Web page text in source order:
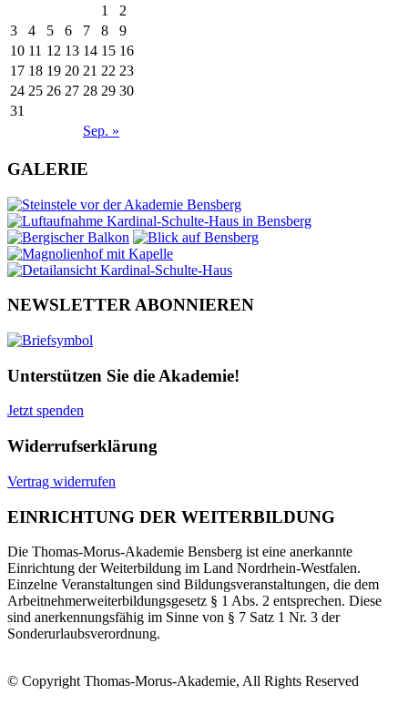
Sep. »
1
2
3
4 5 6 7 8
9
10 11 12 13 14 15 16
17 18 19 20 21 22 23
24 25 26 27 28 29 30
31
GALERIE
NEWSLETTER ABONNIEREN
Unterstützen Sie die Akademie!
Jetzt spenden
Widerrufserklärung
Vertrag widerrufen
EINRICHTUNG DER WEITERBILDUNG
Die Thomas-Morus-Akademie Bensberg ist eine anerkannte
Einrichtung der Weiterbildung im Land Nordrhein-Westfalen.
Einzelne Veranstaltungen sind Bildungsveranstaltungen, die dem
Arbeitnehmerweiterbildungsgesetz § 1 Abs. 2 entsprechen. Diese
sind anerkennungsfähig im Sinne von § 7 Satz 1 Nr. 3 der
Sonderurlaubsverordnung.
© Copyright Thomas-Morus-Akademie, All Rights Reserved